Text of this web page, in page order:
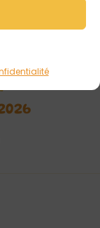
sur la carte